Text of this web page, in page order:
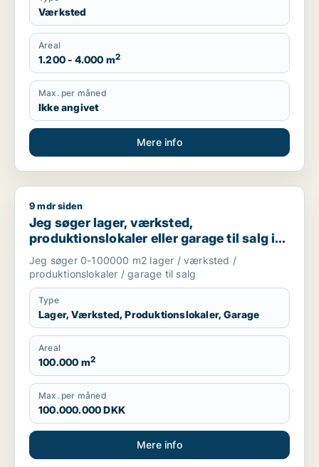
Værksted
Areal
1.200 - 4.000 m2
Max. per måned
Ikke angivet
Mere info
Jeg søger lager, værksted, produktionslokaler eller garage
9 mdr siden
Jeg søger lager, værksted,
produktionslokaler eller garage til salg i
Vejen, Brørup eller Holsted m.fl.
Jeg søger 0-100000 m2 lager / værksted /
produktionslokaler / garage til salg
Type
Lager, Værksted, Produktionslokaler, Garage
Areal
100.000 m2
Max. per måned
100.000.000 DKK
Mere info